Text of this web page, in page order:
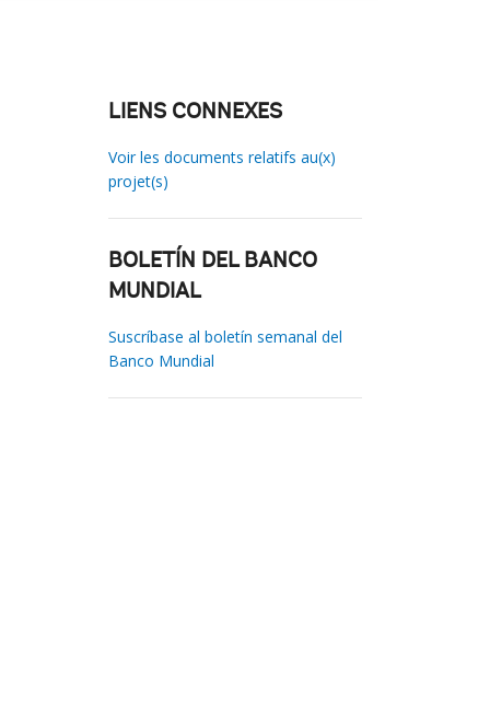
LIENS CONNEXES
Voir les documents relatifs au(x)
projet(s)
BOLETÍN DEL BANCO
MUNDIAL
Suscríbase al boletín semanal del
Banco Mundial